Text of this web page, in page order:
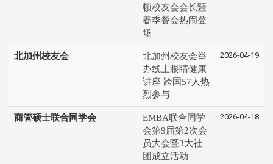
顿校友会会长暨
春季餐会热闹登
场
北加州校友会
北加州校友会举
办线上眼睛健康
讲座 跨国57人热
烈参与
2026-04-19
商管硕士联合同学会
EMBA联合同学
会第9届第2次会
员大会暨3大社
团成立活动
2026-04-18